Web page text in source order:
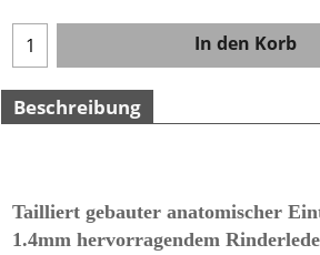
In den Korb
Beschreibung
Tailliert gebauter anatomischer
1.4mm hervorragendem